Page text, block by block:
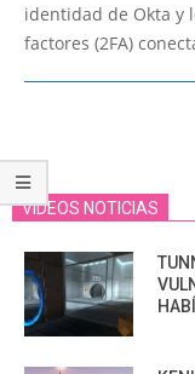
identidad de Okta y
factores (2FA)
VIDEOS NOTICIAS